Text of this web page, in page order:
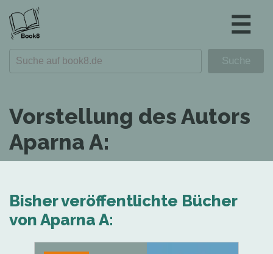
☰
Vorstellung des Autors
Aparna A:
Bisher veröffentlichte Bücher
von Aparna A: